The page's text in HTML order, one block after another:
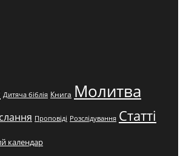
Дитяча біблія Книга Молитва
Проповіді Розслідування Статті
календар